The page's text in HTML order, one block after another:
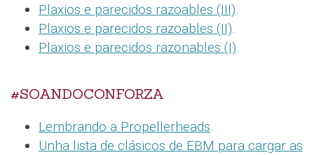
Plaxios e parecidos razoables (III).
Plaxios e parecidos razoables (II).
Plaxios e parecidos razonables (I).
#SOANDOCONFORZA
Lembrando a Propellerheads.
Unha lista de clásicos de EBM para cargar as